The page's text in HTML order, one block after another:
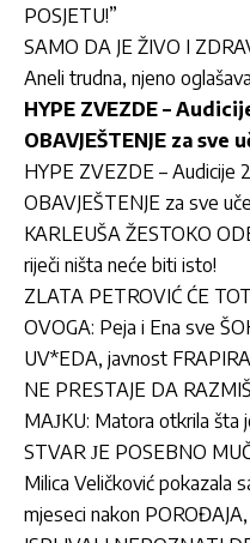
POSJETU!”
SAMO DA JE ŽIVO I
Aneli trudna, njeno
HYPE ZVEZDE –
OBAVJEŠTENJE za sve
HYPE ZVEZDE – Audicije
OBAVJEŠTENJE za sve
KARLEUŠA ŽESTOKO
riječi ništa neće biti isto!
ZLATA PETROVIĆ ĆE
OVOGA: Peja i Ena sve
UV*EDA, javnost
NE PRESTAJE DA
MAЈKU: Matora otkrila šta
STVAR ЈE POSEBNO
Milica Veličković pokazala
mjeseci nakon